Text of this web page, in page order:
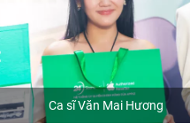
Văn Mai Hương